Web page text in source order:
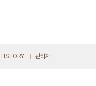
TISTORY 관리자